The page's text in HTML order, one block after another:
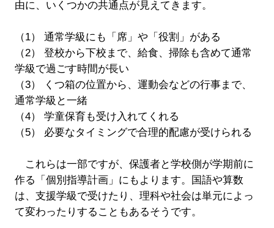
由に、いくつかの共通点が見えてきます。
（1） 通常学級にも「席」や「役割」がある
（2） 登校から下校まで、給食、掃除も含めて通常
学級で過ごす時間が長い
（3） くつ箱の位置から、運動会などの行事まで、
通常学級と一緒
（4） 学童保育も受け入れてくれる
（5） 必要なタイミングで合理的配慮が受けられる
これらは一部ですが、保護者と学校側が学期前に
作る「個別指導計画」にもよります。国語や算数
は、支援学級で受けたり、理科や社会は単元によっ
て変わったりすることもあるそうです。